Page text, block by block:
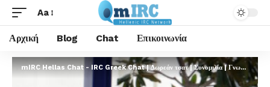
Aa
Αρχική Blog Chat Επικοινωνία
mIRC Hellas Chat - IRC Greek Chat | Δωρεάν τσατ | Συνομιλία | Γνωριμίες | FREE